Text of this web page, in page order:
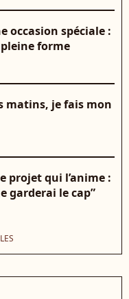
occasion spéciale :
forme
matins, je fais mon
projet qui l’anime :
garderai le cap”